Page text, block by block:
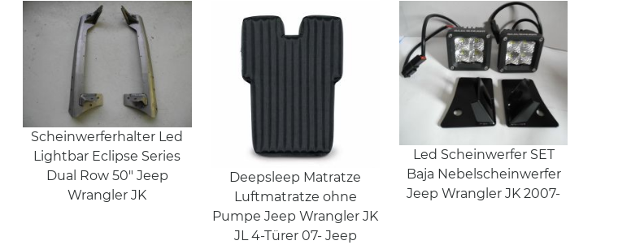
Scheinwerferhalter Led
Lightbar Eclipse Series
Dual Row 50" Jeep
Wrangler JK
Deepsleep Matratze
Luftmatratze ohne
Pumpe Jeep Wrangler JK
JL 4-Türer 07- Jeep
Led Scheinwerfer SET
Baja Nebelscheinwerfer
Jeep Wrangler JK 2007-